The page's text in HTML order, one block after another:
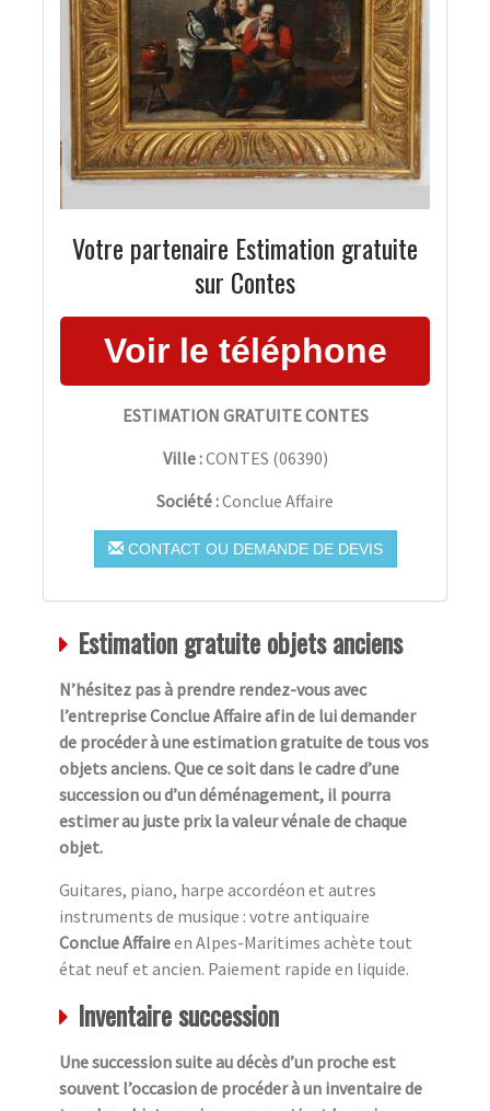
Votre partenaire Estimation gratuite
sur Contes
ESTIMATION GRATUITE CONTES
Ville :CONTES (06390)
Société :Conclue Affaire
CONTACT OU DEMANDE DE DEVIS
Estimation gratuite objets anciens
N’hésitez pas à prendre rendez-vous avec
l’entreprise Conclue Affaire afin de lui demander
de procéder à une estimation gratuite de tous vos
objets anciens. Que ce soit dans le cadre d’une
succession ou d’un déménagement, il pourra
estimer au juste prix la valeur vénale de chaque
objet.
Guitares, piano, harpe accordéon et autres
instruments de musique : votre antiquaire
Conclue Affaireen Alpes-Maritimes achète tout
état neuf et ancien. Paiement rapide en liquide.
Inventaire succession
Une succession suite au décès d’un proche est
souvent l’occasion de procéder à un inventaire de